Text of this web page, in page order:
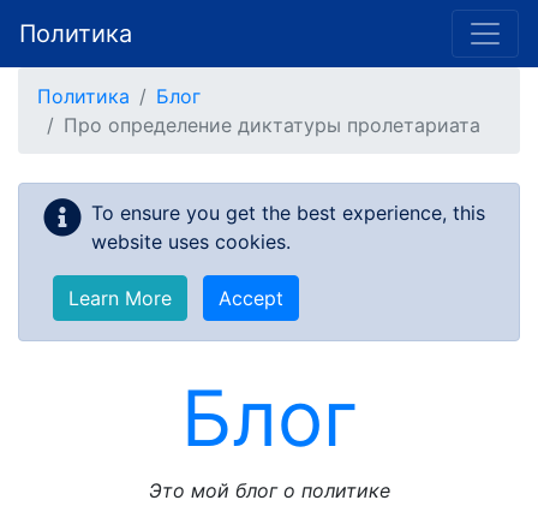
Политика
Политика
Блог
Про определение диктатуры пролетариата
To ensure you get the best experience, this
website uses cookies.
Learn More Accept
Блог
Это мой блог о политике